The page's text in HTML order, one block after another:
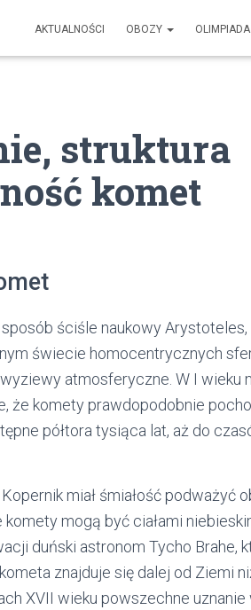
AKTUALNOŚCI OBOZY OLIMPIADA
struktura
komet
ściśle naukowy
świecie homocentrycznych
atmosferyczne. W I wieku
że komety prawdopodobnie
półtora tysiąca lat, aż do
miał śmiałość podważyć
mogą być ciałami
duński astronom Tycho Brahe,
znajduje się dalej od Ziemi
XVII wieku powszechne